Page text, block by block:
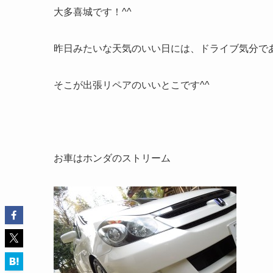
大多喜城です！^^
昨日みたいな天気のいい日には、ドライブ気分で
そこが出張リペアのいいとこです^^
お車はホンダのストリーム